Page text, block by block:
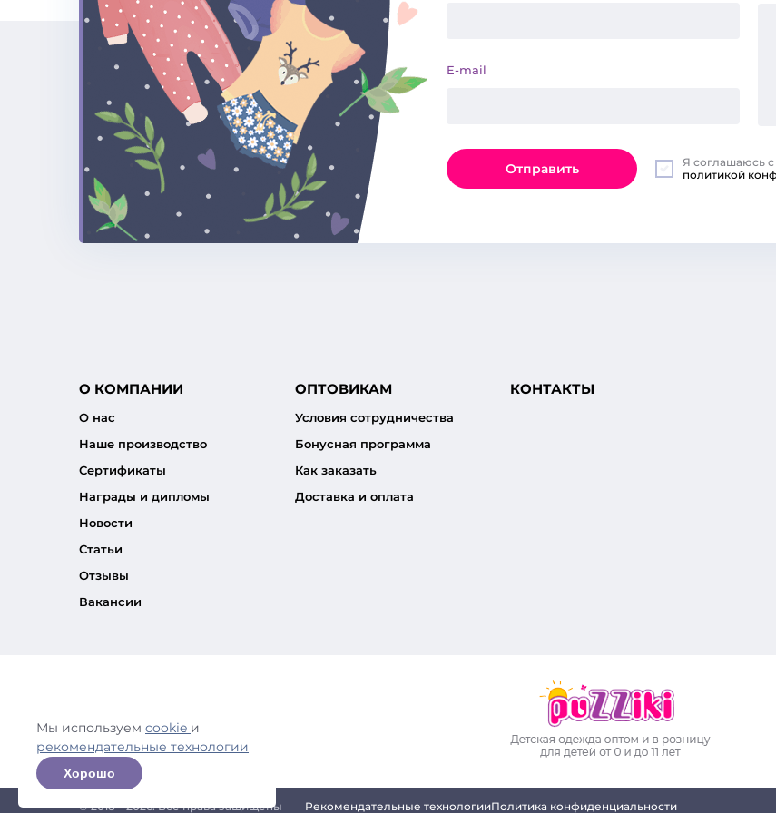
E-mail
Отправить
Я соглашаюсь с
политикой
О КОМПАНИИ
О нас
Наше производство
Сертификаты
Награды и дипломы
Новости
Статьи
Отзывы
Вакансии
ОПТОВИКАМ
Условия сотрудничества
Бонусная программа
Как заказать
Доставка и оплата
КОНТАКТЫ
© 2018 – 2026. Все права защищены Рекомендательные технологииПолитика конфиденциальности
Мы используем cookie и
рекомендательные технологии
Хорошо